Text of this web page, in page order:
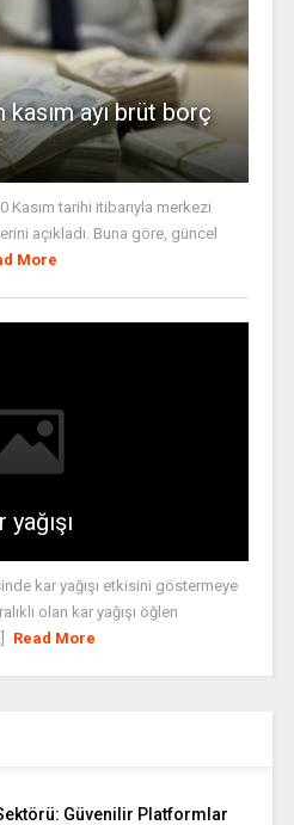
ayı brüt borç
Kasım tarihi itibarıyla merkezi
açıkladı. Buna göre, güncel
More
kar yağışı etkisini göstermeye
olan kar yağışı öğlen
Read More
Güvenilir Platformlar